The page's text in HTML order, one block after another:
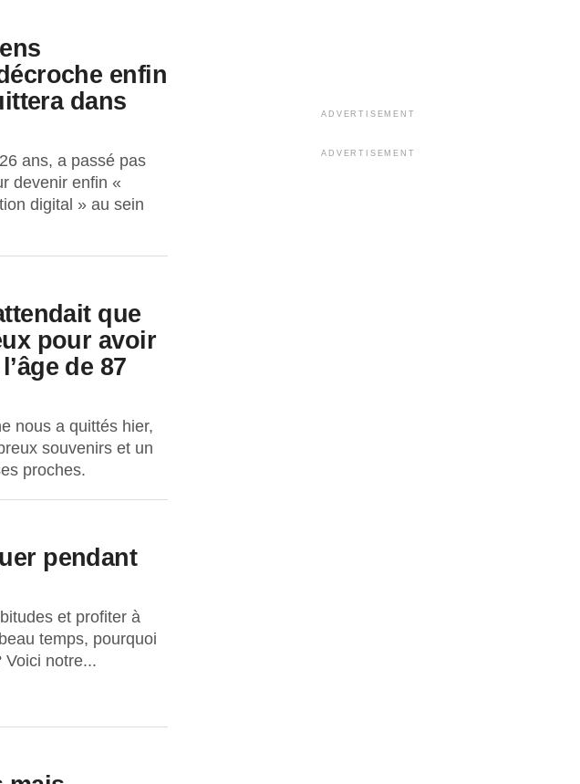
enfin
dans
ans, a passé pas
devenir enfin «
digital » au sein
que
pour avoir
de 87
nous a quittés hier,
souvenirs et un
proches.
pendant
et profiter à
temps, pourquoi
Voici notre...
ADVERTISEMENT
ADVERTISEMENT